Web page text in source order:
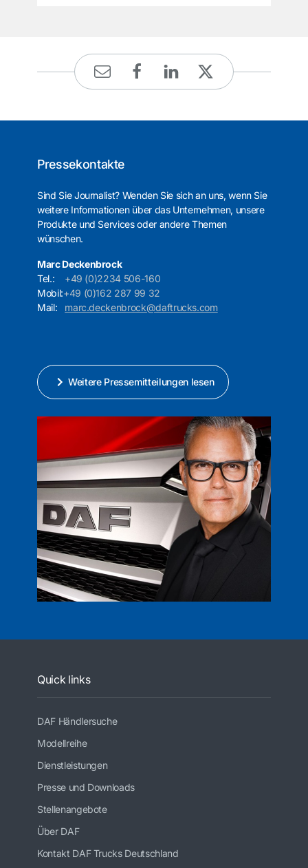
Pressekontakte
Sind Sie Journalist? Wenden Sie sich an uns, wenn Sie
weitere Informationen über das Unternehmen, unsere
Produkte und Services oder andere Themen
wünschen.
Marc Deckenbrock
Tel.: +49 (0)2234 506-160
Mobil:+49 (0)162 287 99 32
Mail: marc.deckenbrock@daftrucks.com
Weitere Pressemitteilungen lesen
Quick links
DAF Händlersuche
Modellreihe
Dienstleistungen
Presse und Downloads
Stellenangebote
Über DAF
Kontakt DAF Trucks Deutschland